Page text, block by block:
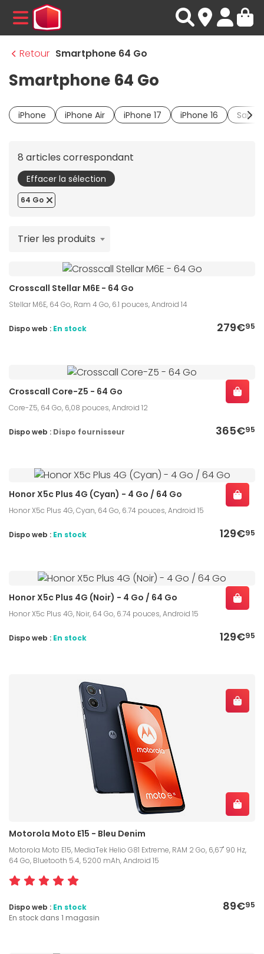
MENU
Retour Smartphone 64 Go
Smartphone 64 Go
iPhone iPhone Air iPhone 17 iPhone 16
8 articles correspondant
Effacer la sélection
64 Go
Trier les produits
Crosscall Stellar M6E - 64 Go
Stellar M6E, 64 Go, Ram 4 Go, 6.1 pouces, Android 14
279€95
Dispo web : En stock
Crosscall Core-Z5 - 64 Go
Core-Z5, 64 Go, 6,08 pouces, Android 12
365€95
Dispo web : Dispo fournisseur
Honor X5c Plus 4G (Cyan) - 4 Go / 64 Go
Honor X5c Plus 4G, Cyan, 64 Go, 6.74 pouces, Android 15
129€95
Dispo web : En stock
Honor X5c Plus 4G (Noir) - 4 Go / 64 Go
Honor X5c Plus 4G, Noir, 64 Go, 6.74 pouces, Android 15
129€95
Dispo web : En stock
Motorola Moto E15 - Bleu Denim
Motorola Moto E15, MediaTek Helio G81 Extreme, RAM 2 Go, 6,67" 90 Hz,
64 Go, Bluetooth 5.4, 5200 mAh, Android 15
89€95
Dispo web : En stock
En stock dans 1 magasin